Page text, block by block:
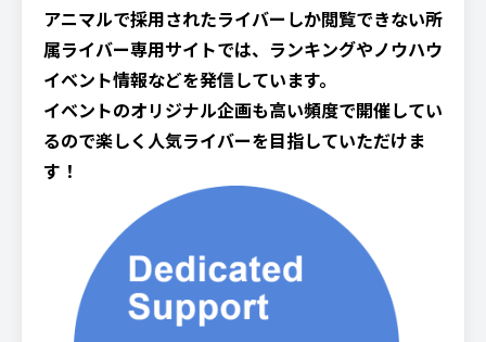
アニマルで採用されたライバーしか閲覧できない所
属ライバー専用サイトでは、ランキングやノウハウ
イベント情報などを発信しています。
イベントのオリジナル企画も高い頻度で開催してい
るので楽しく人気ライバーを目指していただけま
す！